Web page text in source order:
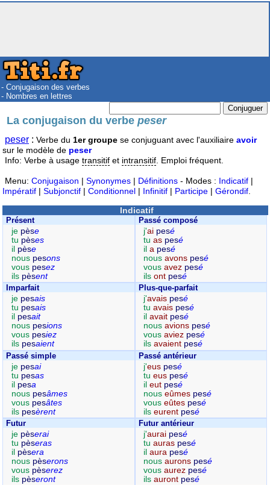
- Conjugaison des verbes
- Nombres en lettres
La conjugaison du verbepeser
peser : Verbe du 1er groupe se conjuguant avec l'auxiliaire avoir
sur le modèle de peser
Info: Verbe à usage transitif et intransitif . Emploi fréquent.
Menu: Conjugaison | Synonymes | Définitions - Modes : Indicatif |
Impératif | Subjonctif | Conditionnel | Infinitif | Participe | Gérondif
Indicatif
Présent
je pèse
tu pèses
il pèse
nous pesons
vous pesez
ils pèsent
Passé composé
j'ai pesé
tuas pesé
ila pesé
nousavons pesé
vousavez pesé
ilsont pesé
Imparfait
je pesais
tu pesais
il pesait
nous pesions
vous pesiez
ils pesaient
Plus-que-parfait
j'avais pesé
tuavais pesé
ilavait pesé
nousavions pesé
vousaviez pesé
ilsavaient pesé
Passé simple
je pesai
tu pesas
il pesa
nous pesâmes
vous pesâtes
ils pesèrent
Passé antérieur
j'eus pesé
tueus pesé
ileut pesé
nouseûmes pesé
vouseûtes pesé
ilseurent pesé
Futur
je pèserai
tu pèseras
il pèsera
nous pèserons
vous pèserez
ils pèseront
Futur antérieur
j'aurai pesé
tuauras pesé
ilaura pesé
nousaurons pesé
vousaurez pesé
ilsauront pesé